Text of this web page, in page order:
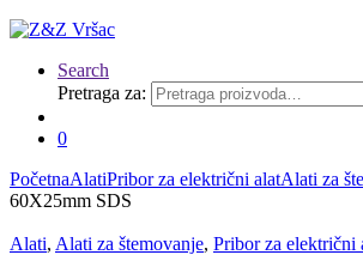
Search
Pretraga za:
0
PočetnaAlatiPribor za električni alatAlati za
60X25mm SDS
Alati, Alati za štemovanje, Pribor za električni